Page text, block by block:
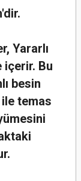
Yararlı
içerir. Bu
besin
temas